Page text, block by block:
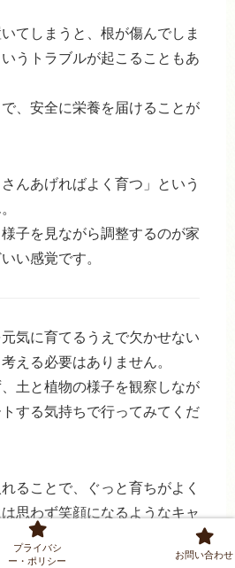
てしまうと、根が傷んでしま
うトラブルが起こることもあ
、安全に栄養を届けることが
んあげればよく育つ」という
子を見ながら調整するのが家
い感覚です。
気に育てるうえで欠かせない
える必要はありません。
土と植物の様子を観察しなが
する気持ちで行ってみてくだ
ることで、ぐっと育ちがよく
思わず笑顔になるようなキャ
。家庭菜園の楽しみのひとつ
取り組んでみましょう。
プライバシ
ー・ポリシー
お問い合わせ